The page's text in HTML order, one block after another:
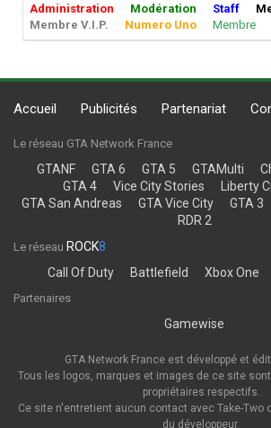
Administration Modération Staff
Membre V.I.P.
Numero Uno Membre
Accueil Publicités Partenariat
Le réseau GTA Network France
GTANF GTA 6 GTA 5 GTAMulti
GTA 4
Vice City Stories
Liberty
GTA San Andreas
GTA Vice City GTA 3
RDR 2
Le réseau ROCK8
Call Of Duty
Battlefield Xbox One
Partenaires
Gamewise
GTA Network France est développé et
Tous les logos, marques et images de ce site
propriétaires respectifs.
Ce site n'entretient aucun contact avec Take-Two
du développeur.